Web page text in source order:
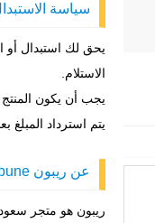
سياسة
الاستلام.
يجب أن يكون المنتج
يتم استرداد
عن ريبون Rebune
ريبون هو متجر